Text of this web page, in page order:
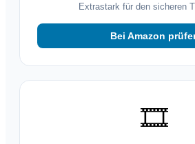
Extrastark für den sicheren
Bei Amazon
🎞️